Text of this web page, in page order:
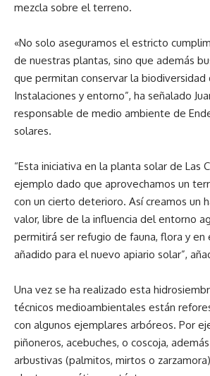
mezcla sobre el terreno.
«No solo aseguramos el estricto
de nuestras plantas, sino que además
que permitan conservar la biodiversidad
Instalaciones y entorno”, ha señalado
responsable de medio ambiente de
solares.
“Esta iniciativa en la planta solar de Las
ejemplo dado que aprovechamos un
con un cierto deterioro. Así creamos un
valor, libre de la influencia del entorno
permitirá ser refugio de fauna, flora y en
añadido para el nuevo apiario solar”,
Una vez se ha realizado esta
técnicos medioambientales están
con algunos ejemplares arbóreos. Por
piñoneros, acebuches, o coscoja,
arbustivas (palmitos, mirtos o